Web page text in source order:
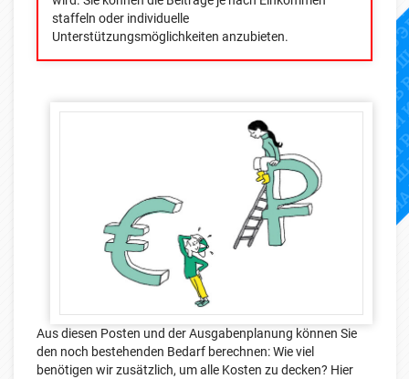
staffeln oder individuelle
Unterstützungsmöglichkeiten anzubieten.
Aus diesen Posten und der Ausgabenplanung können Sie
den noch bestehenden Bedarf berechnen: Wie viel
benötigen wir zusätzlich, um alle Kosten zu decken? Hier